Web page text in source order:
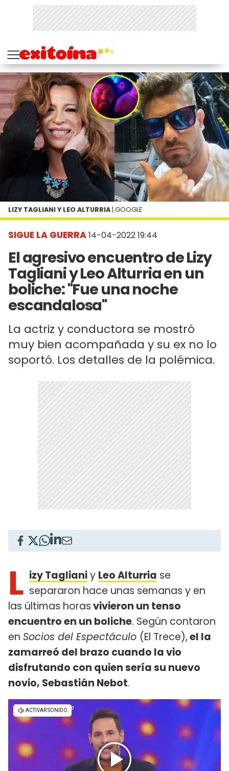
SIGUE LA GUERRA14-04-2022 19:44
El agresivo encuentro de Lizy
Tagliani y Leo Alturria en un
boliche: "Fue una noche
escandalosa"
La actriz y conductora se mostró
muy bien acompañada y su ex no lo
soportó. Los detalles de la polémica.
LIZY TAGLIANI Y LEO ALTURRIA | GOOGLE
L izy Taglianiy Leo Alturria se
separaron hace unas semanas y en
las últimas horasvivieron un tenso
encuentro en un boliche. Según contaron
en Socios del Espectáculo (El Trece),el la
zamarreó del brazo cuando la vio
disfrutando con quien sería su nuevo
novio, Sebastián Nebot.